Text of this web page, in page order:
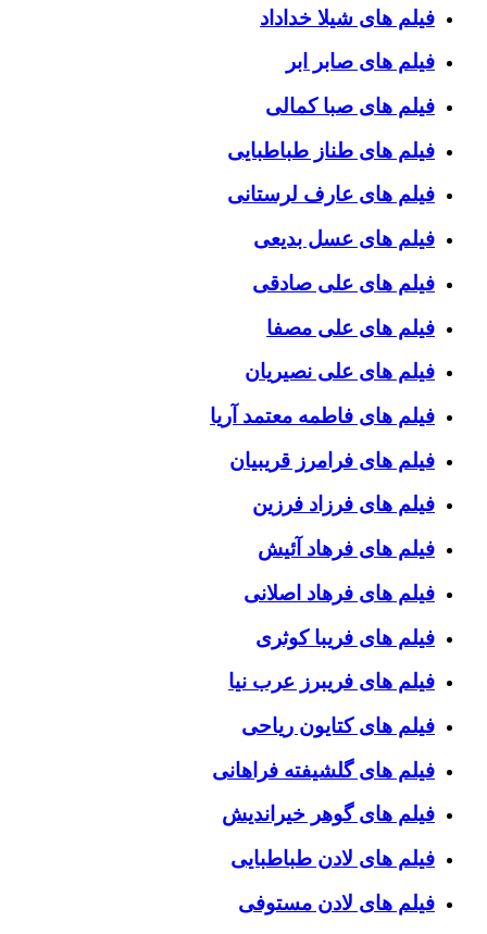
فیلم های شیلا خداداد
فیلم های صابر ابر
فیلم های صبا کمالی
فیلم های طناز طباطبایی
فیلم های عارف لرستانی
فیلم های عسل بدیعی
فیلم های علی صادقی
فیلم های علی مصفا
فیلم های علی نصیریان
فیلم های فاطمه معتمد آریا
فیلم های فرامرز قریبیان
فیلم های فرزاد فرزین
فیلم های فرهاد آئیش
فیلم های فرهاد اصلانی
فیلم های فریبا کوثری
فیلم های فریبرز عرب نیا
فیلم های کتایون ریاحی
فیلم های گلشیفته فراهانی
فیلم های گوهر خیراندیش
فیلم های لادن طباطبایی
فیلم های لادن مستوفی